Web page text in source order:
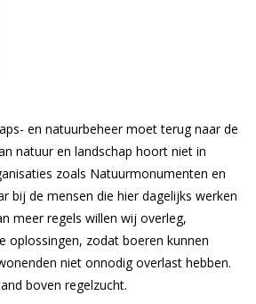
en natuurbeheer moet terug naar de
natuur en landschap hoort niet in
zoals Natuurmonumenten en
bij de mensen die hier dagelijks werken
meer regels willen wij overleg,
oplossingen, zodat boeren kunnen
niet onnodig overlast hebben.
boven regelzucht.